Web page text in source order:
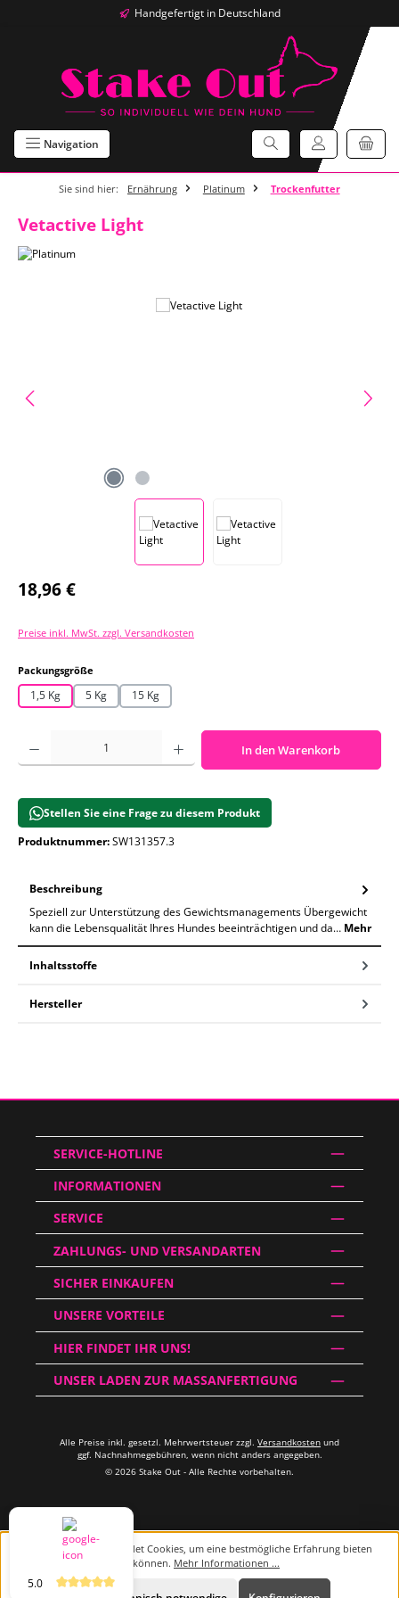
Zum Hauptinhalt springenHandgefertigt in Deutschland
Navigation
Sie sind hier: Ernährung Platinum Trockenfutter
Vetactive Light
Regulärer Preis:
18,96 €
Preise inkl. MwSt. zzgl. Versandkosten
Packungsgröße
1,5 Kg 5 Kg 15 Kg
Produkt Anzahl: Gib den gewünschten Wert ein oder benutze die
In den Warenkorb
Stellen Sie eine Frage zu diesem Produkt
Produktnummer:SW131357.3
Beschreibung
Speziell zur Unterstützung des Gewichtsmanagements Übergewicht
kann die Lebensqualität Ihres Hundes beeinträchtigen und da… Mehr
Inhaltsstoffe
Hersteller
5.0
SERVICE-HOTLINE
INFORMATIONEN
SERVICE
ZAHLUNGS- UND VERSANDARTEN
SICHER EINKAUFEN
UNSERE VORTEILE
HIER FINDET IHR UNS!
UNSER LADEN ZUR MASSANFERTIGUNG
Alle Preise inkl. gesetzl. Mehrwertsteuer zzgl. Versandkosten und
ggf. Nachnahmegebühren, wenn nicht anders angegeben.
© 2026 Stake Out - Alle Rechte vorbehalten.
Diese Website verwendet Cookies, um eine bestmögliche Erfahrung bieten
zu können. Mehr Informationen ...